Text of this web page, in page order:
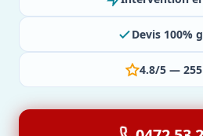
Devis 100%
4.8/5 —